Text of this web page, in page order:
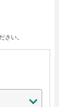
さい。